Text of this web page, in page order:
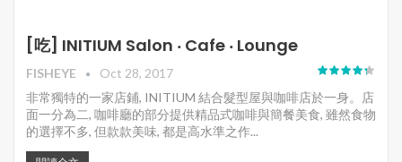
[吃] INITIUM Salon ‧ Cafe ‧ Lounge
FISHEYE
Oct 28, 2017
非常獨特的一家店鋪, INITIUM 結合髮型屋與咖啡店於一身。店
面一分為二, 咖啡廳的部分提供精品式咖啡與簡餐美食, 雖然食物
的選擇不多, 但款款美味, 都是高水準之作...